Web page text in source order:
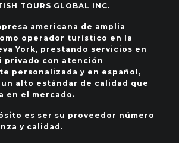
TOURS GLOBAL INC.
americana de amplia
operador turístico en la
York, prestando servicios en
privado con atención
personalizada y en español,
alto estándar de calidad que
en el mercado.
es ser su proveedor número
y calidad.